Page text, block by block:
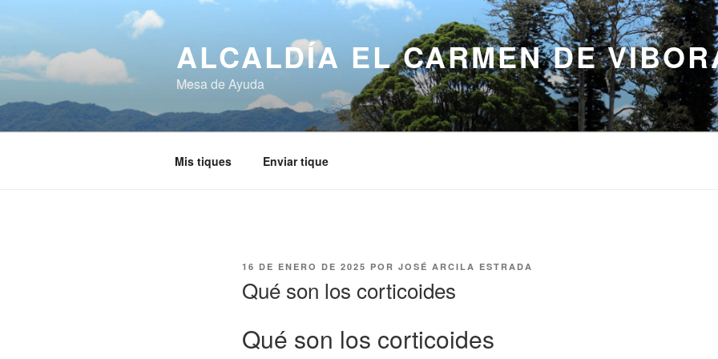
ALCALDÍA EL CARMEN DE
Mesa de Ayuda
Mis tiques Enviar tique
16 DE ENERO DE 2025 POR JOSÉ ARCILA ESTRADA
Qué son los corticoides
Qué son los corticoides